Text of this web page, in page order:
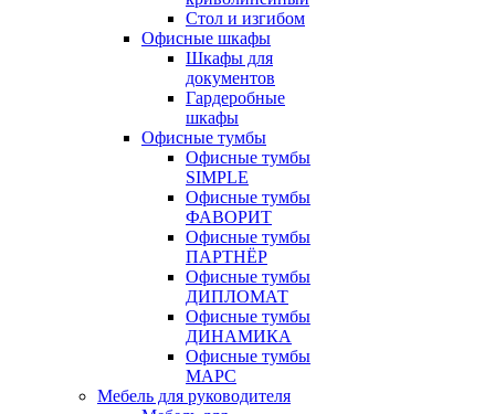
Стол и изгибом
Офисные шкафы
Шкафы для
документов
Гардеробные
шкафы
Офисные тумбы
Офисные тумбы
SIMPLE
Офисные тумбы
ФАВОРИТ
Офисные тумбы
ПАРТНЁР
Офисные тумбы
ДИПЛОМАТ
Офисные тумбы
ДИНАМИКА
Офисные тумбы
МАРС
Мебель для руководителя